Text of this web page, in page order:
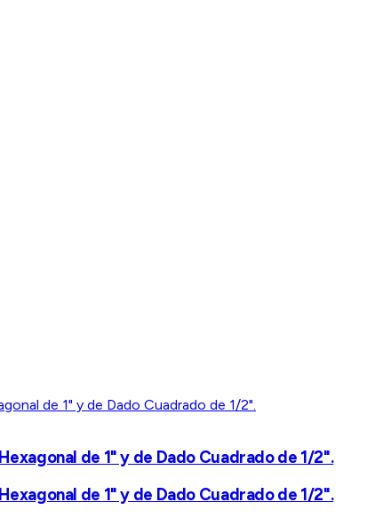
de 1" y de Dado Cuadrado de 1/2".
de 1" y de Dado Cuadrado de 1/2".